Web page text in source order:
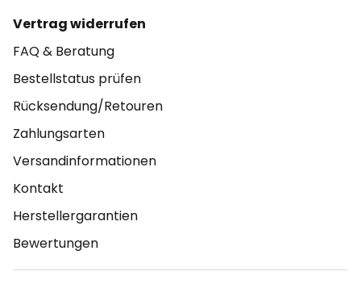
Vertrag widerrufen
FAQ & Beratung
Bestellstatus prüfen
Rücksendung/Retouren
Zahlungsarten
Versandinformationen
Kontakt
Herstellergarantien
Bewertungen